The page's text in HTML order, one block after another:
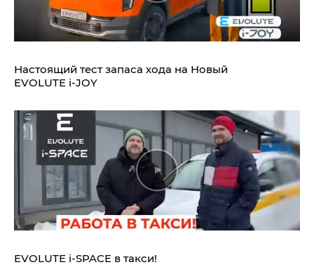
Настоящий тест запаса хода на Новый
EVOLUTE i‑JOY
EVOLUTE i‑SPACE в такси!